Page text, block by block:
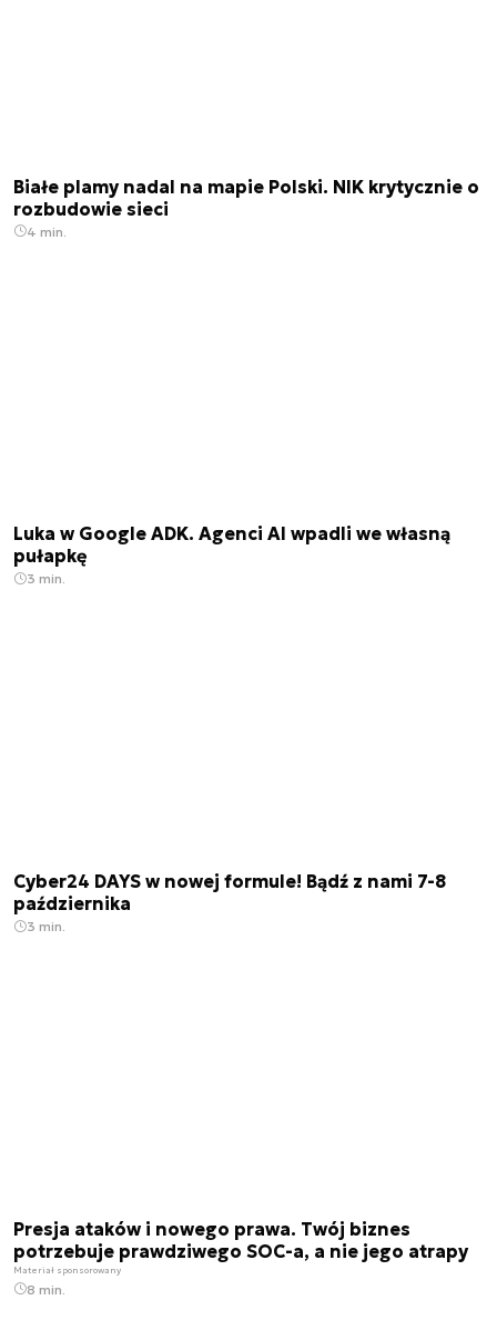
Białe plamy nadal na mapie Polski. NIK krytycznie o
rozbudowie sieci
4 min.
Luka w Google ADK. Agenci AI wpadli we własną
pułapkę
3 min.
Cyber24 DAYS w nowej formule! Bądź z nami 7-8
października
3 min.
Presja ataków i nowego prawa. Twój biznes
potrzebuje prawdziwego SOC-a, a nie jego atrapy
Materiał sponsorowany
8 min.